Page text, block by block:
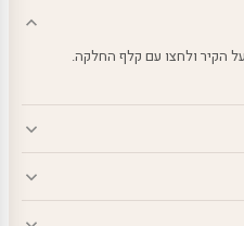
הקיר ולחצו עם קלף החלקה.